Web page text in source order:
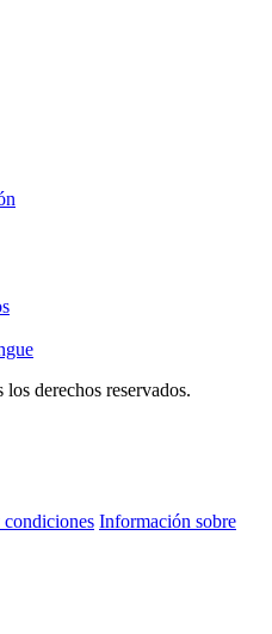
derechos reservados.
Información sobre